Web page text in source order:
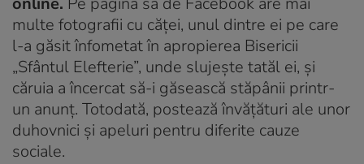
multe fotografii cu căței, unul dintre ei pe care
l-a găsit înfometat în apropierea Bisericii
„Sfântul Elefterie”, unde slujește tatăl ei, și
căruia a încercat să-i găsească stăpânii printr-
un anunț. Totodată, postează învățături ale unor
duhovnici și apeluri pentru diferite cauze
sociale.